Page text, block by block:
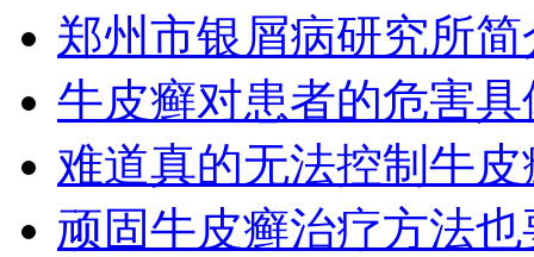
郑州市银屑病研究所简
牛皮癣对患者的危害
难道真的无法控制牛
顽固牛皮癣治疗方法也